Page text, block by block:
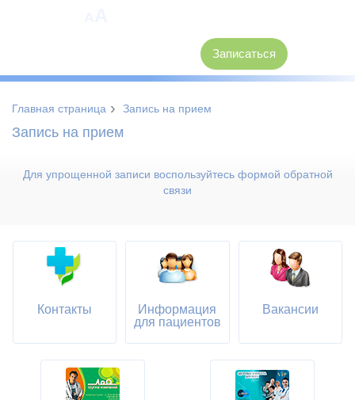
Записаться
Главная страница › Запись на прием
Запись на прием
Для упрощенной записи воспользуйтесь формой обратной
связи
Контакты
Информация
для пациентов
Вакансии